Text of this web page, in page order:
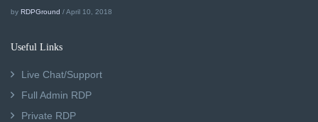
by RDPGround / April 10, 2018
Useful Links
Live Chat/Support
Full Admin RDP
Private RDP